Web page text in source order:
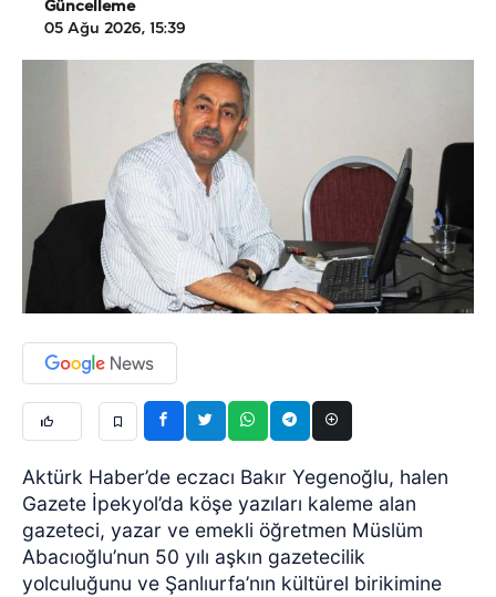
Güncelleme
05 Ağu 2026, 15:39
Aktürk Haber’de eczacı Bakır Yegenoğlu, halen
Gazete İpekyol’da köşe yazıları kaleme alan
gazeteci, yazar ve emekli öğretmen Müslüm
Abacıoğlu’nun 50 yılı aşkın gazetecilik
yolculuğunu ve Şanlıurfa’nın kültürel birikimine